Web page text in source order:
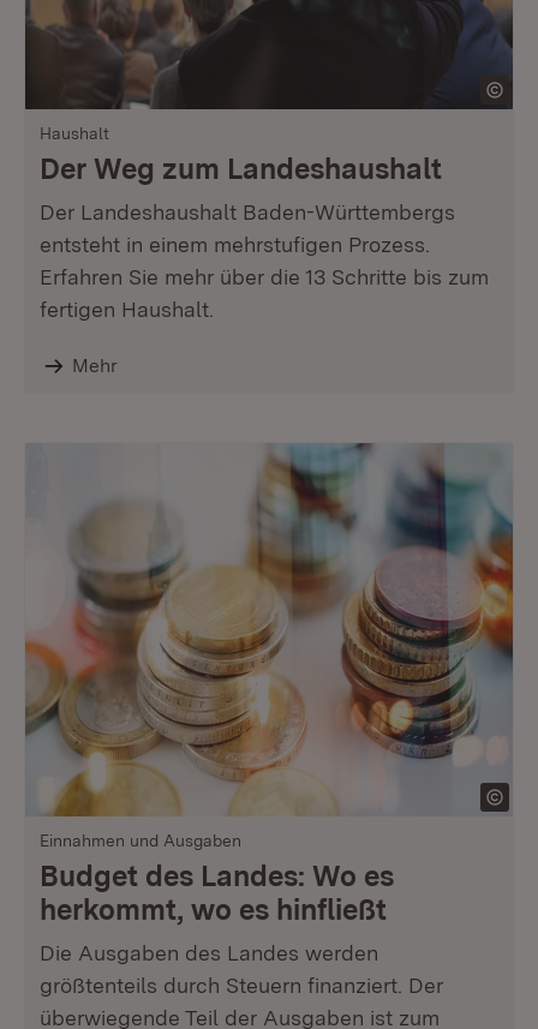
Haushalt
Der Weg zum Landeshaushalt
Der Landeshaushalt Baden-Württembergs
entsteht in einem mehrstufigen Prozess.
Erfahren Sie mehr über die 13 Schritte bis zum
fertigen Haushalt.
Mehr
Einnahmen und Ausgaben
Budget des Landes: Wo es
herkommt, wo es hinfließt
Die Ausgaben des Landes werden
größtenteils durch Steuern finanziert. Der
überwiegende Teil der Ausgaben ist zum